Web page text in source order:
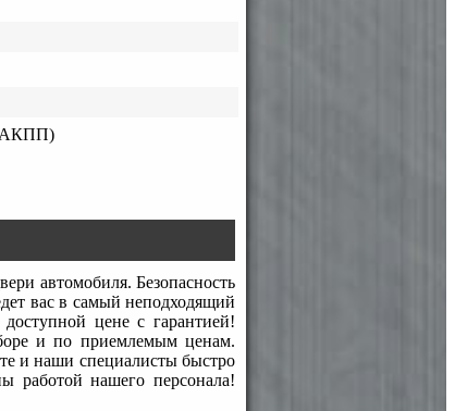
автомобиля. Безопасность
вас в самый неподходящий
доступной цене с гарантией!
и по приемлемым ценам.
и наши специалисты быстро
работой нашего персонала!